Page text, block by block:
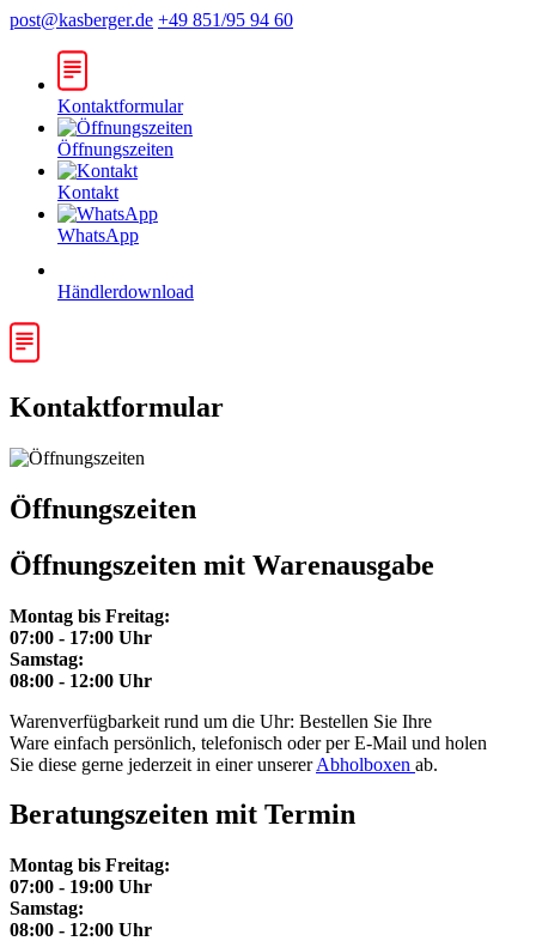
post@kasberger.de +49 851/95 94 60
Kontaktformular
Öffnungszeiten
Kontakt
WhatsApp
Händlerdownload
Kontaktformular
Öffnungszeiten
Öffnungszeiten mit Warenausgabe
Montag bis Freitag:
07:00 - 17:00 Uhr
Samstag:
08:00 - 12:00 Uhr
Warenverfügbarkeit rund um die Uhr: Bestellen Sie Ihre
Ware einfach persönlich, telefonisch oder per E-Mail und holen
Sie diese gerne jederzeit in einer unsererAbholboxen ab.
Beratungszeiten mit Termin
Montag bis Freitag:
07:00 - 19:00 Uhr
Samstag:
08:00 - 12:00 Uhr